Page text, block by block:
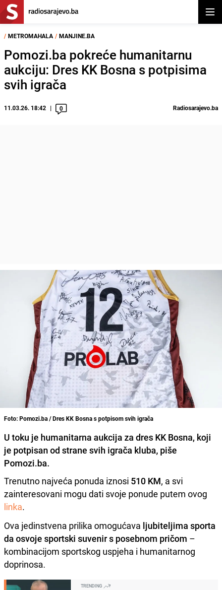
/ METROMAHALA / MANJINE.BA
Pomozi.ba pokreće humanitarnu
aukciju: Dres KK Bosna s potpisima
svih igrača
11.03.26. 18:42 0 Radiosarajevo.ba
Foto: Pomozi.ba / Dres KK Bosna s potpisom svih igrača
U toku je humanitarna aukcija za dres KK Bosna, koji
je potpisan od strane svih igrača kluba, piše
Pomozi.ba.
Trenutno najveća ponuda iznosi 510 KM, a svi
zainteresovani mogu dati svoje ponude putem ovog
linka.
Ova jedinstvena prilika omogućava ljubiteljima sporta
da osvoje sportski suvenir s posebnom pričom –
kombinacijom sportskog uspjeha i humanitarnog
doprinosa.
TRENDING